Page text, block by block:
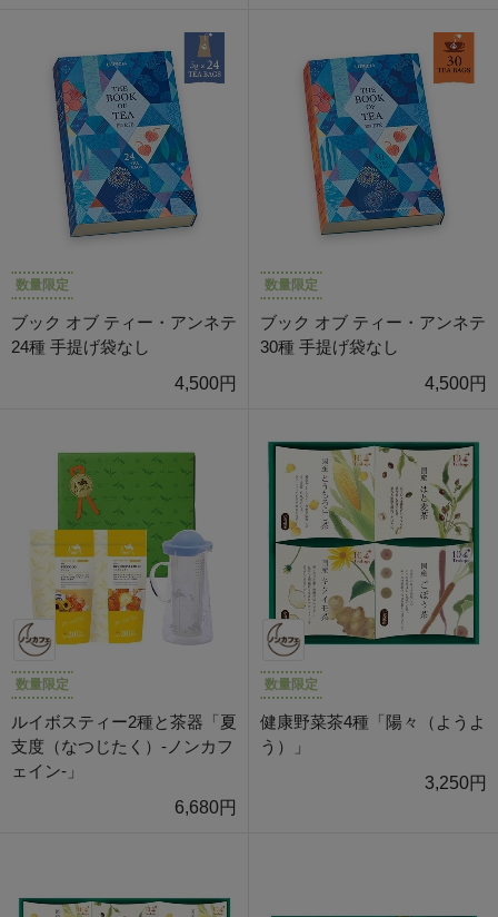
数量限定
ブック オブ ティー・アンネテ
24種 手提げ袋なし
4,500円
数量限定
ブック オブ ティー・アンネテ
30種 手提げ袋なし
4,500円
数量限定
ルイボスティー2種と茶器「夏
支度（なつじたく）-ノンカフ
ェイン-」
6,680円
数量限定
健康野菜茶4種「陽々（ようよ
う）」
3,250円